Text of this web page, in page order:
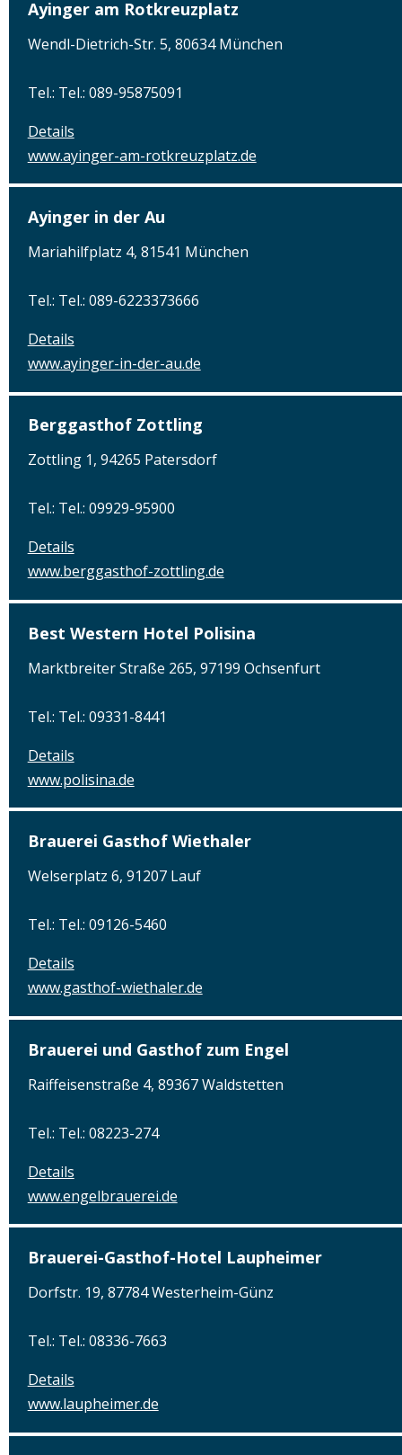
Ayinger am Rotkreuzplatz
Wendl-Dietrich-Str. 5, 80634 München
Tel.: Tel.: 089-95875091
Details
www.ayinger-am-rotkreuzplatz.de
Ayinger in der Au
Mariahilfplatz 4, 81541 München
Tel.: Tel.: 089-6223373666
Details
www.ayinger-in-der-au.de
Berggasthof Zottling
Zottling 1, 94265 Patersdorf
Tel.: Tel.: 09929-95900
Details
www.berggasthof-zottling.de
Best Western Hotel Polisina
Marktbreiter Straße 265, 97199 Ochsenfurt
Tel.: Tel.: 09331-8441
Details
www.polisina.de
Brauerei Gasthof Wiethaler
Welserplatz 6, 91207 Lauf
Tel.: Tel.: 09126-5460
Details
www.gasthof-wiethaler.de
Brauerei und Gasthof zum Engel
Raiffeisenstraße 4, 89367 Waldstetten
Tel.: Tel.: 08223-274
Details
www.engelbrauerei.de
Brauerei-Gasthof-Hotel Laupheimer
Dorfstr. 19, 87784 Westerheim-Günz
Tel.: Tel.: 08336-7663
Details
www.laupheimer.de